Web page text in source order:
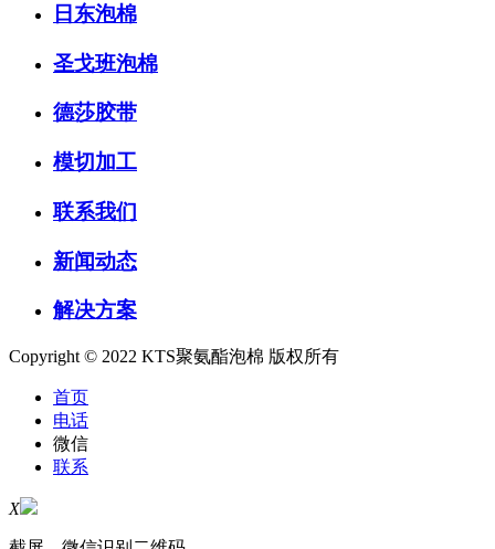
日东泡棉
圣戈班泡棉
德莎胶带
模切加工
联系我们
新闻动态
解决方案
Copyright © 2022 KTS聚氨酯泡棉 版权所有
首页
电话
微信
联系
X